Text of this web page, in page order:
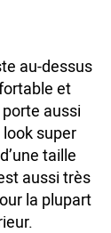
au-dessus
et
aussi
super
taille
aussi très
la plupart